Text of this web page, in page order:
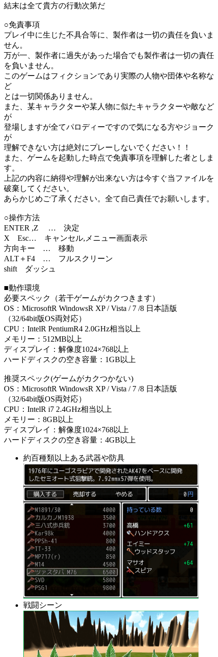
結末は全て貴方の行動次第だ
○免責事項
プレイ中に生じた不具合等に、製作者は一切の責任を負いま
せん。
万が一、製作者に過失があった場合でも製作者は一切の責任
を負いません。
このゲームはフィクションであり実際の人物や団体や名称な
ど
とは一切関係ありません。
また、某キャラクターや某人物に似たキャラクターや敵など
が
登場しますが全てパロディーですので気になる方やジョーク
が
理解できない方は絶対にプレーしないでください！！
また、ゲームを起動した時点で免責事項を理解した者としま
す。
上記の内容に納得や理解が出来ない方は今すぐ当ファイルを
破棄してください。
あらかじめご了承ください。全て自己責任でお願いします。
○操作方法
ENTER ,Z … 決定
X Esc… キャンセル,メニュー画面表示
方向キー … 移動
ALT＋F4 … フルスクリーン
shift ダッシュ
■動作環境
必要スペック（若干ゲームがカクつきます）
OS：MicrosoftR WindowsR XP / Vista / 7 /8 日本語版
（32/64bit版OS両対応）
CPU：IntelR PentiumR4 2.0GHz相当以上
メモリー：512MB以上
ディスプレイ：解像度1024×768以上
ハードディスクの空き容量：1GB以上
推奨スペック(ゲームがカクつかない)
OS：MicrosoftR WindowsR XP / Vista / 7 /8 日本語版
（32/64bit版OS両対応）
CPU：IntelR i7 2.4GHz相当以上
メモリー：8GB以上
ディスプレイ：解像度1024×768以上
ハードディスクの空き容量：4GB以上
約百種類以上ある武器や防具
戦闘シーン